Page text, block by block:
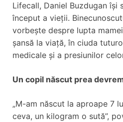
Lifecall, Daniel Buzdugan își
început a vieții.
vorbește despre lupta
șansă la viață, în ciuda
medicale și a presiunilor
Un copil născut prea
„M-am născut la aproape 7
ceva, un kilogram o sută”,